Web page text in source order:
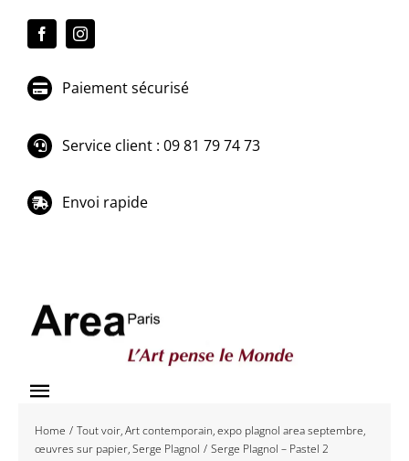
Paiement sécurisé
Service client : 09 81 79 74 73
Envoi rapide
Toggle
Navigation
Accueil
Home Tout voir Art contemporain expo plagnol area septembre
œuvres sur papier Serge Plagnol Serge Plagnol – Pastel 2